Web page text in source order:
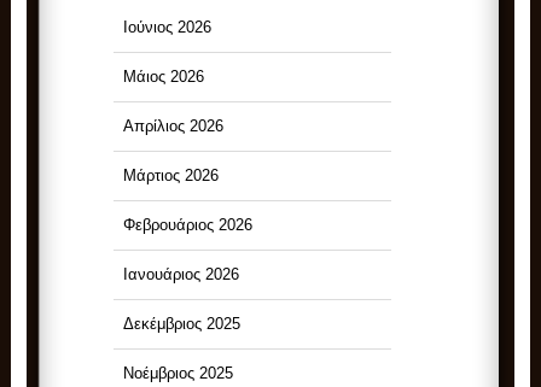
Ιούνιος 2026
Μάιος 2026
Απρίλιος 2026
Μάρτιος 2026
Φεβρουάριος 2026
Ιανουάριος 2026
Δεκέμβριος 2025
Νοέμβριος 2025